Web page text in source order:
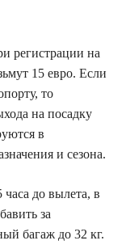
регистрации на
15 евро. Если
то
на посадку
в
и сезона.
до вылета, в
за
багаж до 32 кг.